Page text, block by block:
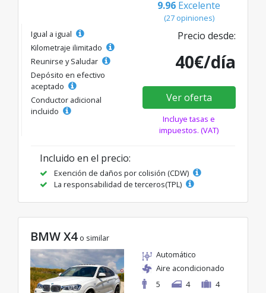
9.96 Excelente
(27 opiniones)
Igual a igual
Kilometraje ilimitado
Reunirse y Saludar
Depósito en efectivo
aceptado
Conductor adicional
incluido
Precio desde:
40€/día
Ver oferta
Incluye tasas e
impuestos. (VAT)
Incluido en el precio:
Exención de daños por colisión (CDW)
La responsabilidad de terceros(TPL)
BMW X4 o similar
Automático
Aire acondicionado
5
4 4